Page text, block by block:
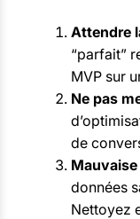
Attendre
“parfait”
MVP sur
Ne pas
de
données
Nettoyez